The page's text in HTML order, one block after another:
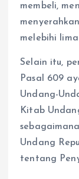
membeli,
melebihi
Selain itu,
Pasal 609
Undang-
Kitab
Undang
tentang